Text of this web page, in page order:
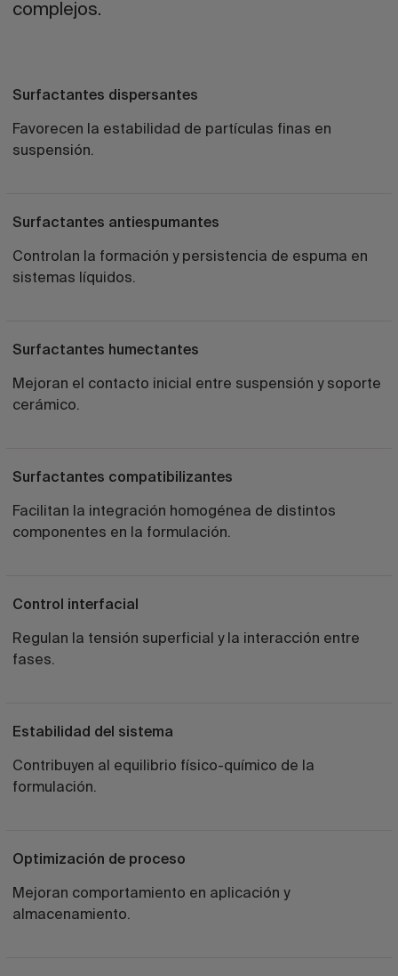
complejos.
Surfactantes dispersantes
Favorecen la estabilidad de partículas finas en
suspensión.
Surfactantes antiespumantes
Controlan la formación y persistencia de espuma en
sistemas líquidos.
Surfactantes humectantes
Mejoran el contacto inicial entre suspensión y soporte
cerámico.
Surfactantes compatibilizantes
Facilitan la integración homogénea de distintos
componentes en la formulación.
Control interfacial
Regulan la tensión superficial y la interacción entre
fases.
Estabilidad del sistema
Contribuyen al equilibrio físico-químico de la
formulación.
Optimización de proceso
Mejoran comportamiento en aplicación y
almacenamiento.